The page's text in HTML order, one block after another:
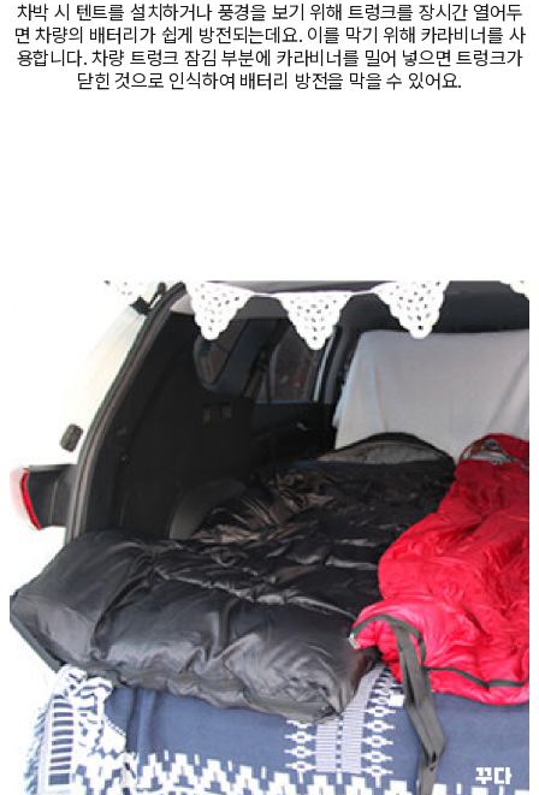
차박 시 텐트를 설치하거나 풍경을 보기 위해 트렁크를 장시간 열어두
면 차량의 배터리가 쉽게 방전되는데요. 이를 막기 위해 카라비너를 사
용합니다. 차량 트렁크 잠김 부분에 카라비너를 밀어 넣으면 트렁크가
닫힌 것으로 인식하여 배터리 방전을 막을 수 있어요.